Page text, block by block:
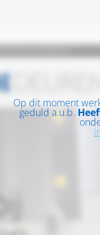
Op dit moment
geduld a.u.b.